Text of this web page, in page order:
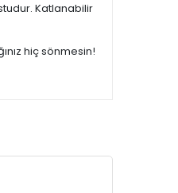
Katlanabilir
hiç sönmesin!